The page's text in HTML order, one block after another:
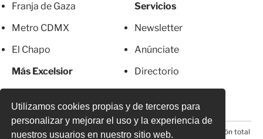
Utilizamos cookies propias y de terceros para
personalizar y mejorar el uso y la experiencia de
nuestros usuarios en nuestro sitio web.
Franja de Gaza
Metro CDMX
El Chapo
Más Excelsior
Servicios
Newsletter
Anúnciate
Directorio
© 2026 Todos los derechos reservados. Prohibida la reproducción total